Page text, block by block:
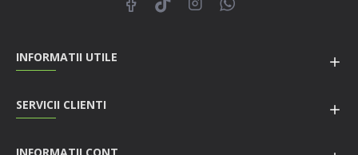
INFORMATII UTILE
SERVICII CLIENTI